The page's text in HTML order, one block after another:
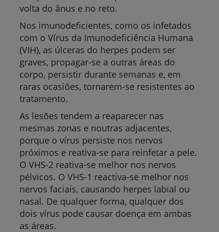
volta do ânus e no reto.
Nos imunodeficientes, como os infetados
com o Vírus da Imunodeficiência Humana
(VIH), as úlceras do herpes podem ser
graves, propagar-se a outras áreas do
corpo, persistir durante semanas e, em
raras ocasiões, tornarem-se resistentes ao
tratamento.
As lesões tendem a reaparecer nas
mesmas zonas e noutras adjacentes,
porque o vírus persiste nos nervos
próximos e reativa-se para reinfetar a pele.
O VHS-2 reativa-se melhor nos nervos
pélvicos. O VHS-1 reactiva-se melhor nos
nervos faciais, causando herpes labial ou
nasal. De qualquer forma, qualquer dos
dois vírus pode causar doença em ambas
as áreas.